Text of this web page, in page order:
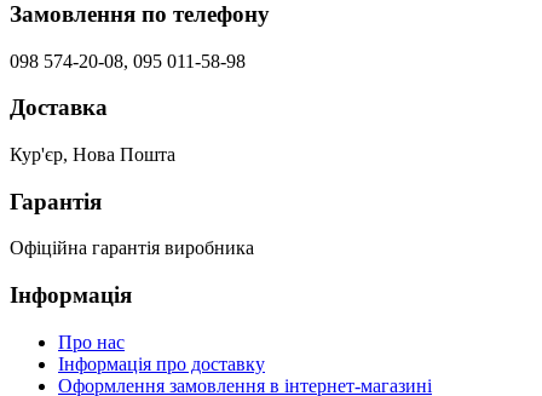
Замовлення по телефону
098 574-20-08, 095 011-58-98
Доставка
Кур'єр, Нова Пошта
Гарантія
Офіційна гарантія виробника
Інформація
Про нас
Інформація про доставку
Оформлення замовлення в інтернет-магазині